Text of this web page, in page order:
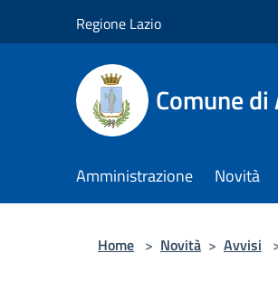
Regione Lazio
Comune
Amministrazione Novità
Home > Novità > Avvisi